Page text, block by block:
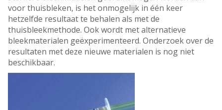
voor thuisbleken, is het onmogelijk in één keer
hetzelfde resultaat te behalen als met de
thuisbleekmethode. Ook wordt met alternatieve
bleekmaterialen geëxperimenteerd. Onderzoek over de
resultaten met deze nieuwe materialen is nog niet
beschikbaar.